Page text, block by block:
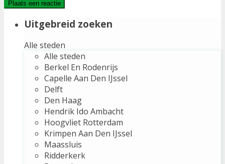
Uitgebreid zoeken
Alle steden
Alle steden
Berkel En Rodenrijs
Capelle Aan Den IJssel
Delft
Den Haag
Hendrik Ido Ambacht
Hoogvliet Rotterdam
Krimpen Aan Den IJssel
Maassluis
Ridderkerk